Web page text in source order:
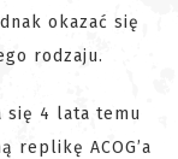
okazać się
rodzaju.
się 4 lata temu
replikę ACOG’a